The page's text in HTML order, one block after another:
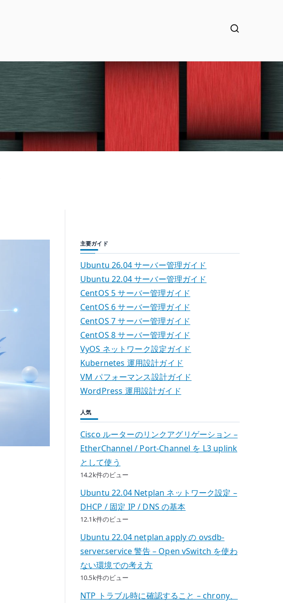
主要ガイド
Ubuntu 26.04 サーバー管理ガイド
Ubuntu 22.04 サーバー管理ガイド
CentOS 5 サーバー管理ガイド
CentOS 6 サーバー管理ガイド
CentOS 7 サーバー管理ガイド
CentOS 8 サーバー管理ガイド
VyOS ネットワーク設定ガイド
Kubernetes 運用設計ガイド
VM パフォーマンス設計ガイド
WordPress 運用設計ガイド
人気
Cisco ルーターのリンクアグリゲーション –
EtherChannel / Port-Channel を L3 uplink
として使う
14.2k件のビュー
Ubuntu 22.04 Netplan ネットワーク設定 –
DHCP / 固定 IP / DNS の基本
12.1k件のビュー
Ubuntu 22.04 netplan apply の ovsdb-
server.service 警告 – Open vSwitch を使わ
ない環境での考え方
10.5k件のビュー
NTP トラブル時に確認すること – chrony、